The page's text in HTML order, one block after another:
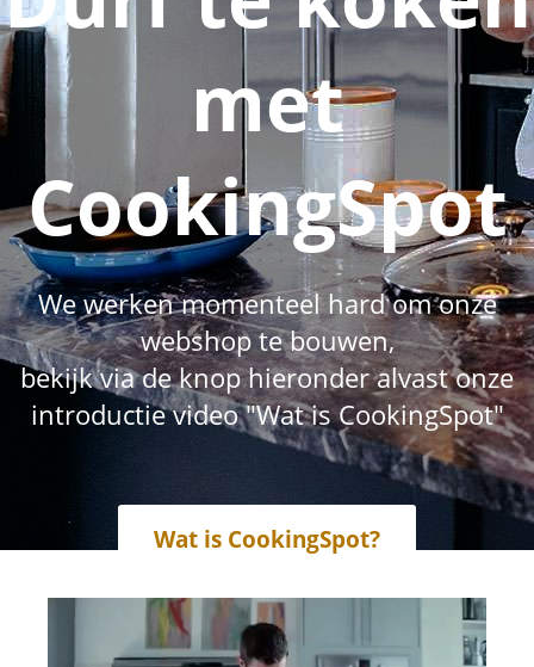
met
CookingSpot
We werken momenteel hard om onze
webshop te bouwen,
bekijk via de knop hieronder alvast onze
introductie video "Wat is CookingSpot"
Wat is CookingSpot?